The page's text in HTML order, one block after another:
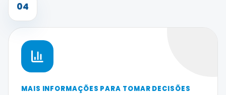
04
MAIS INFORMAÇÕES PARA TOMAR DECISÕES